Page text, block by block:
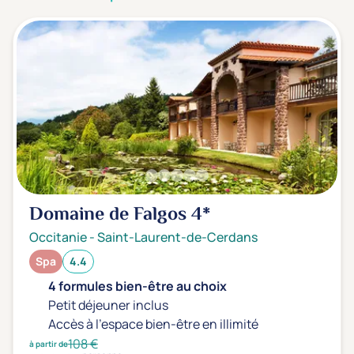
Note de nos clients
D'après notre partenaire Avis-Vérifiés
(0)
Excellent: 4+
(1)
Très bien: 3.5+
(0)
Bord de mer
Ville
Montagne
Campagne
Domaine de Falgos4*
Occitanie-Saint-Laurent-de-Cerdans
Spa 4.4
4 formules bien-être au choix
Petit déjeuner inclus
Accès à l'espace bien-être en illimité
à partir de108 €